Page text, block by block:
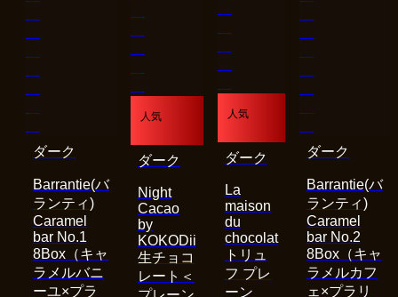
Barrantie(バ
ランティ)
Caramel
bar No.1
8Box（キャ
ラメルバニ
ーユ×プラ
ダーク
人気
Night
Cacao
by
KOKODii
生チョコ
レート＜
ダーク
人気
La
maison
du
chocolat
トリュ
フ プレ
ーン
ダーク
Barrantie(バ
ランティ)
Caramel
bar No.2
8Box（キャ
ラメルカフ
ェ×プラリ
ダーク